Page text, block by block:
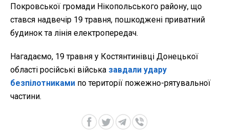
Покровської громади Нікопольського району, що
стався надвечір 19 травня, пошкоджені приватний
будинок та лінія електропередач.
Нагадаємо, 19 травня у Костянтинівці Донецької
області російські війська завдали удару
безпілотниками по території пожежно-рятувальної
частини.